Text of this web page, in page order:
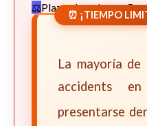
Plazos Legales en
⏰ ¡TIEMPO
La mayoría
accidents
presentarse